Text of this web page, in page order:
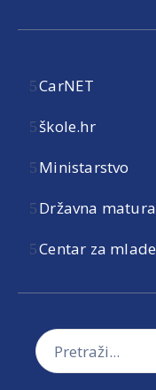
CarNET
škole.hr
Ministarstvo
Državna matura
Centar za mlade